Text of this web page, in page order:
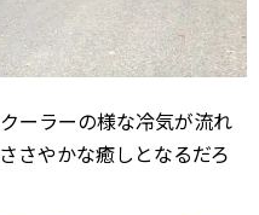
ーラーの様な冷気が流れ
さやかな癒しとなるだろ